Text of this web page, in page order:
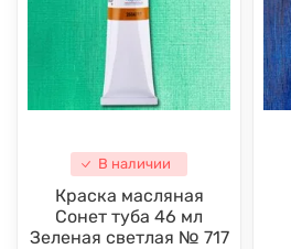
В наличии
Краска масляная
Сонет туба 46 мл
Зеленая светлая № 717